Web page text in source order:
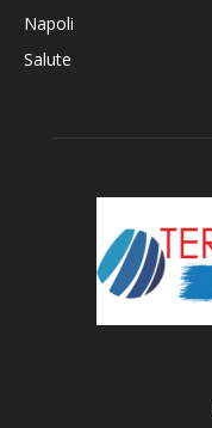
Napoli
Salute